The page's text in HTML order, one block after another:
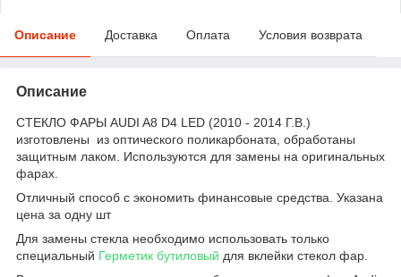
Описание Доставка Оплата Условия возврата
Описание
СТЕКЛО ФАРЫ AUDI A8 D4 LED (2010 - 2014 Г.В.)
изготовлены из оптического поликарбоната, обработаны
защитным лаком. Используются для замены на оригинальных
фарах.
Отличный способ с экономить финансовые средства. Указана
цена за одну шт
Для замены стекла необходимо использовать только
специальный Герметик бутиловый для вклейки стекол фар.